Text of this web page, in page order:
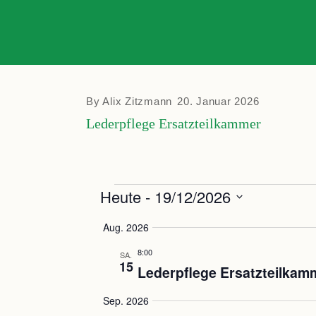
ByAlix Zitzmann 20. Januar 2026
Lederpflege Ersatzteilkammer
Veranstaltungen
Heute - 19/12/2026
auswählen.
Aug. 2026
SA.
15
8:00
Lederpflege
Sep. 2026